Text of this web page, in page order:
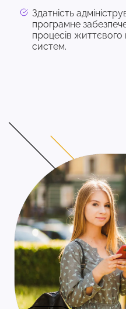
Здатність
програмне
процесів життєвого
систем.